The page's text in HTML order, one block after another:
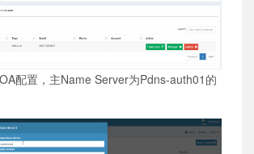
配置，主Name Server为Pdns-auth01的